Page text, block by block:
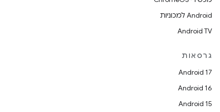
Android למכוניות
Android TV
גרסאות
Android 17
Android 16
Android 15